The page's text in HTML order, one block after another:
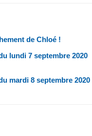
de Chloé !
lundi 7 septembre 2020
mardi 8 septembre 2020